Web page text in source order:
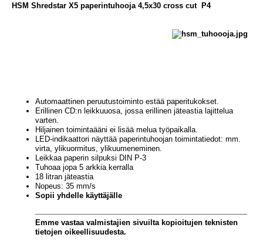
HSM Shredstar X5 paperintuhooja 4,5x30 cross cut P4
Automaattinen peruutustoiminto estää paperitukokset.
Erillinen CD:n leikkuuosa, jossa erillinen jäteastia lajittelua
varten.
Hiljainen toimintaääni ei lisää melua työpaikalla.
LED-indikaattori näyttää paperintuhoojan toimintatiedot: mm.
virta, ylikuormitus, ylikuumeneminen.
Leikkaa paperin silpuksi DIN P-3
Tuhoaa jopa 5 arkkia kerralla
18 litran jäteastia
Nopeus: 35 mm/s
Sopii yhdelle käyttäjälle
Emme vastaa valmistajien sivuilta kopioitujen teknisten
tietojen oikeellisuudesta.